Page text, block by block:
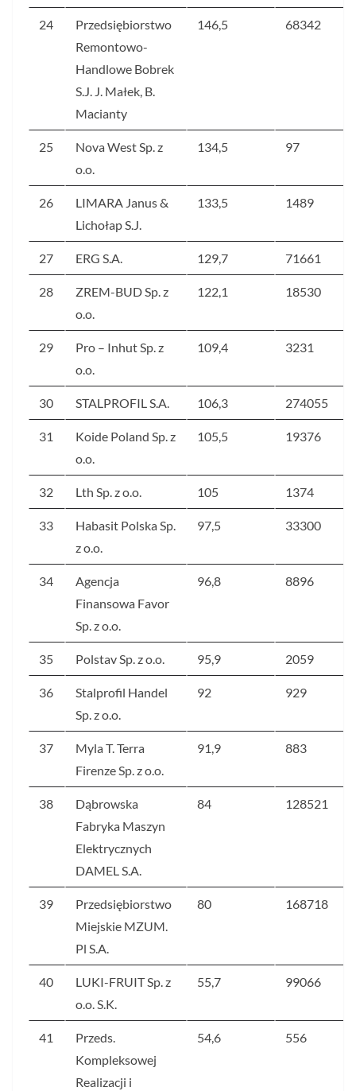
24
Przedsiębiorstwo
Remontowo-
Handlowe Bobrek
S.J. J. Małek, B.
Macianty
146,5 68342
25
Nova West Sp. z
o.o.
134,5 97
26
LIMARA Janus &
Lichołap S.J.
133,5 1489
27 ERG S.A. 129,7 71661
28
ZREM-BUD Sp. z
o.o.
122,1 18530
29
Pro – Inhut Sp. z
o.o.
109,4 3231
30 STALPROFIL S.A. 106,3 274055
31
Koide Poland Sp. z
o.o.
105,5 19376
32 Lth Sp. z o.o. 105 1374
33
Habasit Polska Sp.
z o.o.
97,5 33300
34
Agencja
Finansowa Favor
Sp. z o.o.
96,8 8896
35 Polstav Sp. z o.o. 95,9 2059
36
Stalprofil Handel
Sp. z o.o.
92 929
37
Myla T. Terra
Firenze Sp. z o.o.
91,9 883
38
Dąbrowska
Fabryka Maszyn
Elektrycznych
DAMEL S.A.
84 128521
39
Przedsiębiorstwo
Miejskie MZUM.
Pl S.A.
80 168718
40
LUKI-FRUIT Sp. z
o.o. S.K.
55,7 99066
41
Przeds.
Kompleksowej
Realizacji i
54,6 556